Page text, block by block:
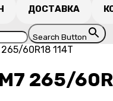
ДОСТАВКА
Search Button
60R18 114T
265/